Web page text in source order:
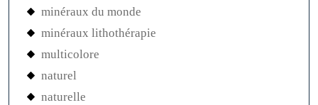
minéraux du monde
minéraux lithothérapie
multicolore
naturel
naturelle